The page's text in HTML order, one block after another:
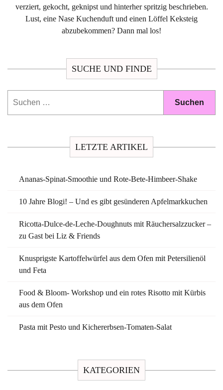
verziert, gekocht, geknipst und hinterher spritzig beschrieben.
Lust, eine Nase Kuchenduft und einen Löffel Keksteig
abzubekommen? Dann mal los!
SUCHE UND FINDE
LETZTE ARTIKEL
Ananas-Spinat-Smoothie und Rote-Bete-Himbeer-Shake
10 Jahre Blogi! – Und es gibt gesünderen Apfelmarkkuchen
Ricotta-Dulce-de-Leche-Doughnuts mit Räuchersalzzucker –
zu Gast bei Liz & Friends
Knusprigste Kartoffelwürfel aus dem Ofen mit Petersilienöl
und Feta
Food & Bloom- Workshop und ein rotes Risotto mit Kürbis
aus dem Ofen
Pasta mit Pesto und Kichererbsen-Tomaten-Salat
KATEGORIEN